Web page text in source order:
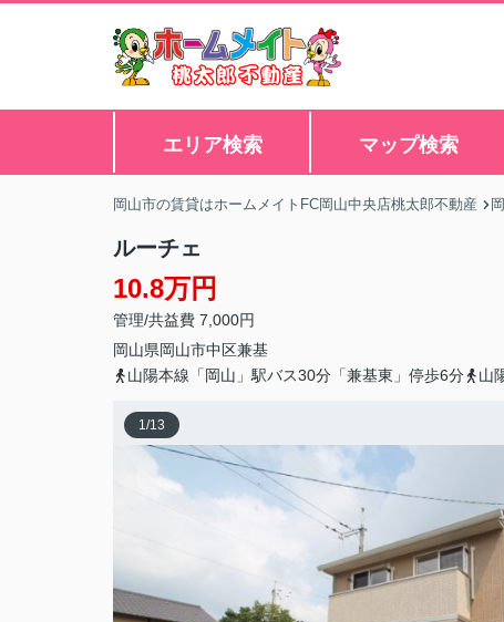
エリア検索 マップ検索
岡山市の賃貸はホームメイトFC岡山中央店桃太郎不動産
ルーチェ
10.8万円
管理/共益費 7,000円
岡山県岡山市中区兼基
山陽本線「岡山」駅バス30分「兼基東」停歩6分
山
1/13